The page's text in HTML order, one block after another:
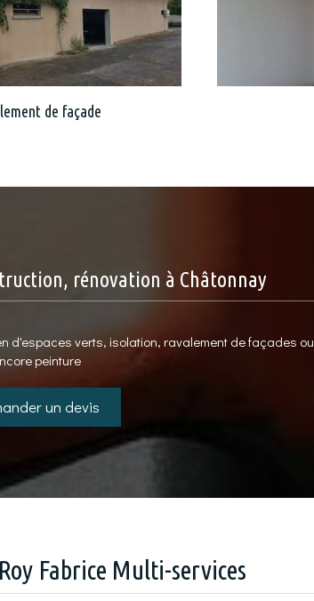
de façade
rénovation à Châtonnay
d'espaces verts, isolation, ravalement de façades ou
peinture
un devis
Fabrice Multi-services